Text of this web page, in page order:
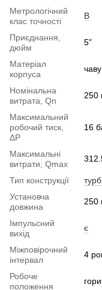
Метрологічний
клас точності
B
Приєднання,
дюйм
5"
Матеріал
корпуса
Номінальна
витрата, Qn
250
Максимальний
робочий тиск,
ΔP
16
Максимальні
витрати; Qmax
Тип конструкції
Установча
довжина
250
Імпульсний
вихід
є
Міжповірочний
інтервал
4
Робоче
положення